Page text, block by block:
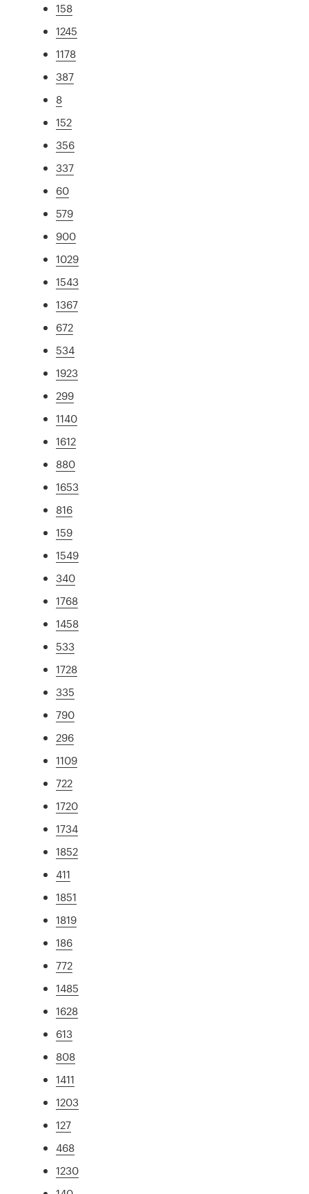
158
1245
1178
387
8
152
356
337
60
579
900
1029
1543
1367
672
534
1923
299
1140
1612
880
1653
816
159
1549
340
1768
1458
533
1728
335
790
296
1109
722
1720
1734
1852
411
1851
1819
186
772
1485
1628
613
808
1411
1203
127
468
1230